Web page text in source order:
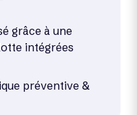
grâce à une
intégrées
préventive &